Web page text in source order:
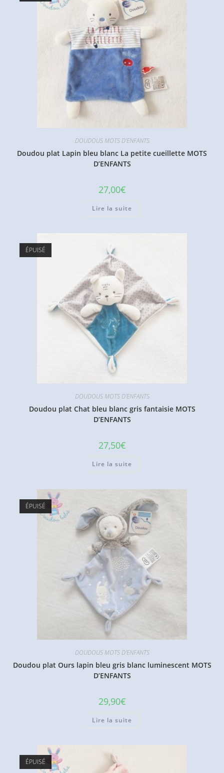
DOUDOUS MOTS D'ENFANTS
Doudou plat Lapin bleu blanc La petite cueillette MOTS
D’ENFANTS
27,00€
Lire la suite
ÉPUISÉ
DOUDOUS MOTS D'ENFANTS
Doudou plat Chat bleu blanc gris fantaisie MOTS
D’ENFANTS
27,50€
Lire la suite
ÉPUISÉ
DOUDOUS MOTS D'ENFANTS
Doudou plat Ours lapin bleu gris blanc luminescent MOTS
D’ENFANTS
29,90€
Lire la suite
ÉPUISÉ